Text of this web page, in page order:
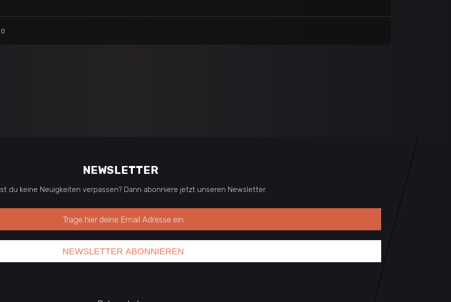
0
NEWSLETTER
du keine Neuigkeiten verpassen? Dann abonniere jetzt unseren Newsletter.